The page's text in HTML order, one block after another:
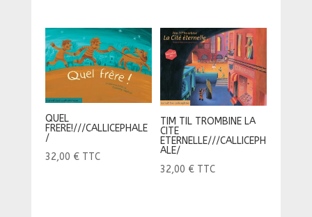
QUEL
FRERE!///CALLICEPHALE
/
32,00 € TTC
TIM TIL TROMBINE LA
CITE
ETERNELLE///CALLICEPH
ALE/
32,00 € TTC